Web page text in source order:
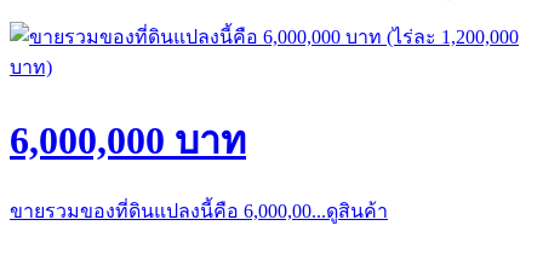
6,000,000 บาท
ขายรวมของที่ดินแปลงนี้คือ 6,000,00...ดูสินค้า